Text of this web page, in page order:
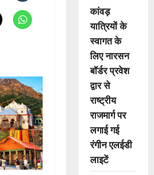
कांवड़
यात्रियों के
स्वागत के
लिए नारसन
बॉर्डर प्रवेश
द्वार से
राष्ट्रीय
राजमार्ग पर
लगाई गई
रंगीन एलईडी
लाइटें